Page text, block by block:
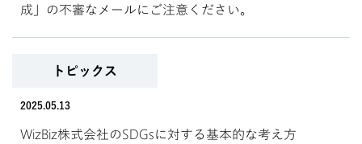
成」の不審なメールにご注意ください。
トピックス
2025.05.13
WizBiz株式会社のSDGsに対する基本的な考え方